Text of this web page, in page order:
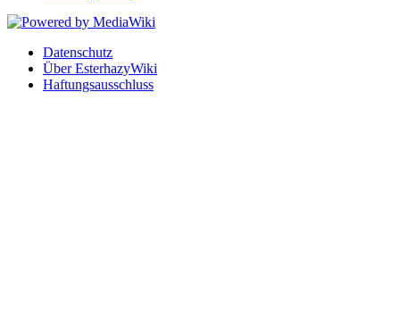
Datenschutz
Über EsterhazyWiki
Haftungsausschluss